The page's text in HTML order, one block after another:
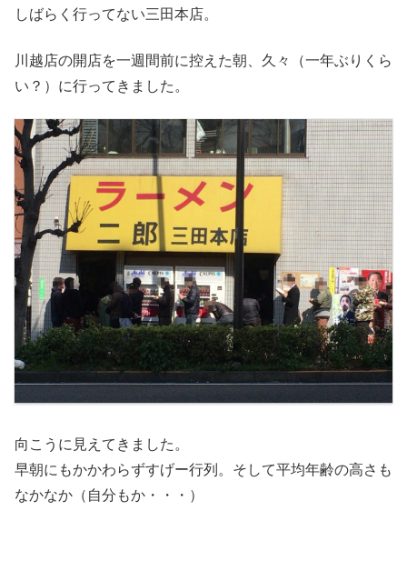
しばらく行ってない三田本店。
川越店の開店を一週間前に控えた朝、久々（一年ぶりくら
い？）に行ってきました。
向こうに見えてきました。
早朝にもかかわらずすげー行列。そして平均年齢の高さも
なかなか（自分もか・・・）